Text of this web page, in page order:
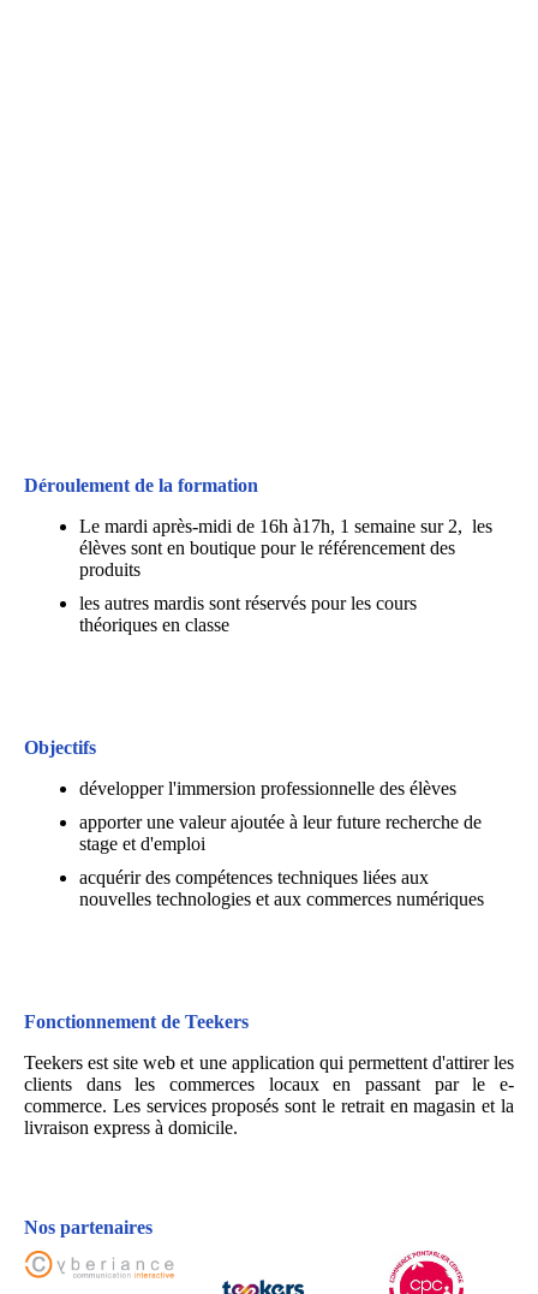
Déroulement de la formation
Le mardi après-midi de 16h à17h, 1 semaine sur 2, les
élèves sont en boutique pour le référencement des
produits
les autres mardis sont réservés pour les cours
théoriques en classe
Objectifs
développer l'immersion professionnelle des élèves
apporter une valeur ajoutée à leur future recherche de
stage et d'emploi
acquérir des compétences techniques liées aux
nouvelles technologies et aux commerces numériques
Fonctionnement de Teekers
Teekers est site web et une application qui permettent d'attirer les
clients dans les commerces locaux en passant par le e-
commerce. Les services proposés sont le retrait en magasin et la
livraison express à domicile.
Nos partenaires